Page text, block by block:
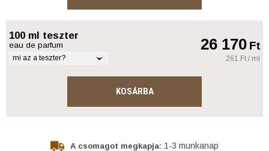
100 ml teszter
eau de parfum
mi az a teszter?
26 170Ft
261 Ft / ml
KOSÁRBA
A csomagot megkapja: 1-3 munkanap